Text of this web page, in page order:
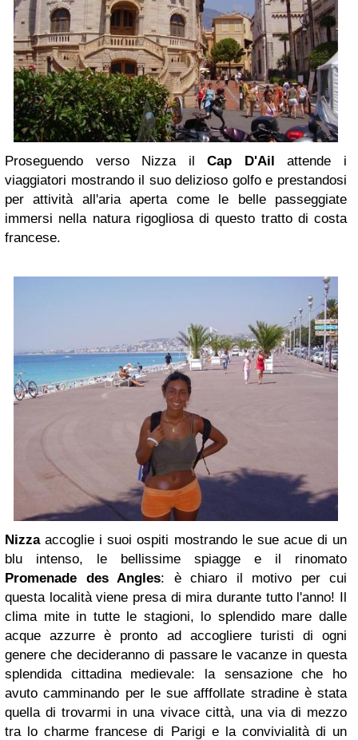
Proseguendo verso Nizza ilCap D'Ail attende i
viaggiatori mostrando il suo delizioso golfo e prestandosi
per attività all'aria aperta come le belle passeggiate
immersi nella natura rigogliosa di questo tratto di costa
francese.
Nizzaaccoglie i suoi ospiti mostrando le sue acue di un
blu intenso, le bellissime spiagge e il rinomato
Promenade des Angles: è chiaro il motivo per cui
questa località viene presa di mira durante tutto l'anno! Il
clima mite in tutte le stagioni, lo splendido mare dalle
acque azzurre è pronto ad accogliere turisti di ogni
genere che decideranno di passare le vacanze in questa
splendida cittadina medievale: la sensazione che ho
avuto camminando per le sue afffollate stradine è stata
quella di trovarmi in una vivace città, una via di mezzo
tra lo charme francese di Parigi e la convivialità di un